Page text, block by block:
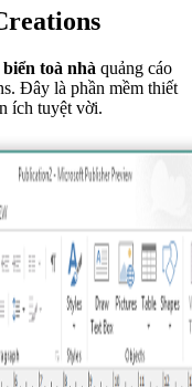
toà nhà quảng cáo
Đây là phần mềm thiết
ích tuyệt vời.